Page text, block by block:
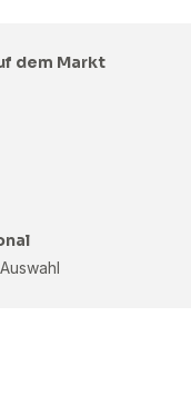
dem Markt